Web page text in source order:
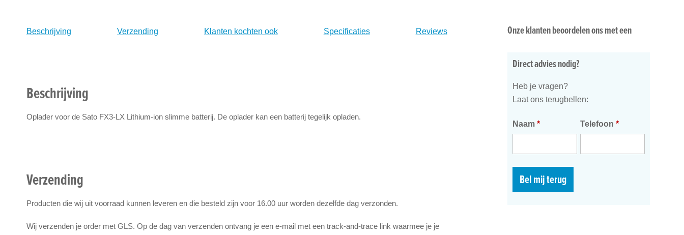
begin
Beschrijving Verzending Klanten kochten ook Specificaties Reviews
Beschrijving
Oplader voor de Sato FX3-LX Lithium-ion slimme batterij. De oplader kan een batterij tegelijk opladen.
Verzending
Producten die wij uit voorraad kunnen leveren en die besteld zijn voor 16.00 uur worden dezelfde dag verzonden.
Wij verzenden je order met GLS. Op de dag van verzenden ontvang je een e-mail met een track-and-trace link waarmee je je
Onze klanten beoordelen ons met een
Direct advies nodig?
Heb je vragen?
Laat ons terugbellen:
Naam * Telefoon *
Bel mij terug